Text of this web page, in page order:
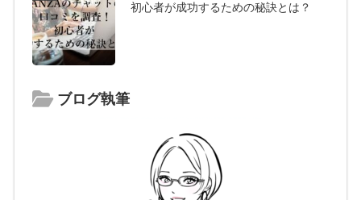
初心者が成功するための秘訣とは？
ブログ執筆